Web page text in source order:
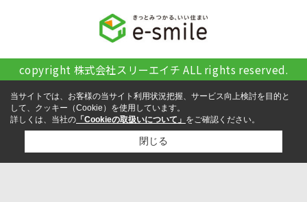
copyright 株式会社スリーエイチ ALL rights reserved.
当サイトでは、お客様の当サイト利用状況把握、サービス向上検討を目的と
して、クッキー（Cookie）を使用しています。
詳しくは、当社の 「Cookieの取扱いについて」 をご確認ください。
閉じる